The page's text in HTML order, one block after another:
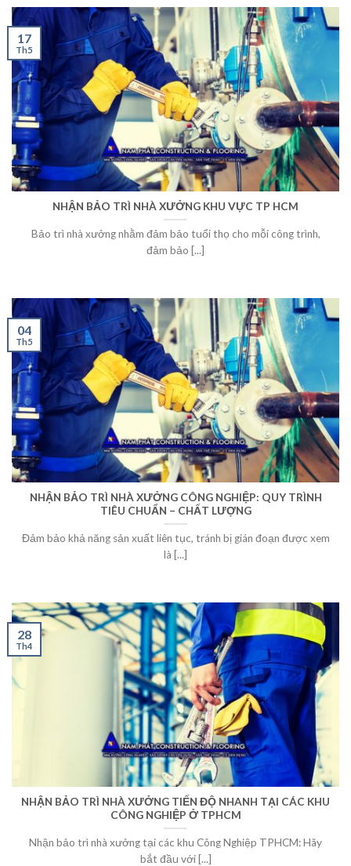
NHẬN BẢO TRÌ NHÀ XƯỞNG KHU VỰC TP HCM
Bảo trì nhà xưởng nhằm đảm bảo tuổi thọ cho mỗi công trình,
đảm bảo [...]
17
Th5
NHẬN BẢO TRÌ NHÀ XƯỞNG CÔNG NGHIỆP: QUY TRÌNH
TIÊU CHUẨN – CHẤT LƯỢNG
Đảm bảo khả năng sản xuất liên tục, tránh bị gián đoạn được xem
là [...]
04
Th5
NHẬN BẢO TRÌ NHÀ XƯỞNG TIẾN ĐỘ NHANH TẠI CÁC KHU
CÔNG NGHIỆP Ở TPHCM
Nhận bảo trì nhà xưởng tại các khu Công Nghiệp TPHCM: Hãy
bắt đầu với [...]
28
Th4